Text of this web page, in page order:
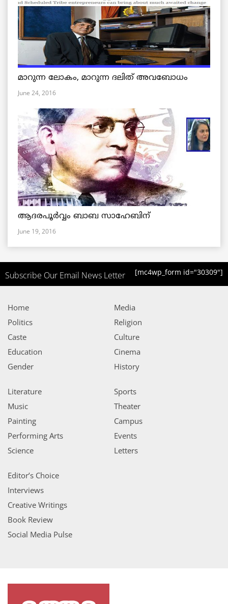
മാറുന്ന ലോകം, മാറുന്ന ദലിത് അവബോധം
June 24, 2016
ആദരപൂര്‍വ്വം ബാബ സാഹേബിന്
June 19, 2016
Subscribe Our Email News Letter [mc4wp_form id="30309"]
Home
Politics
Caste
Education
Gender
Media
Religion
Culture
Cinema
History
Literature
Music
Painting
Performing Arts
Science
Sports
Theater
Campus
Events
Letters
Editor’s Choice
Interviews
Creative Writings
Book Review
Social Media Pulse